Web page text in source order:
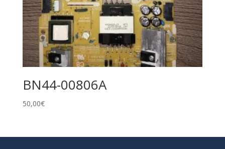
BN44-00806A
50,00€